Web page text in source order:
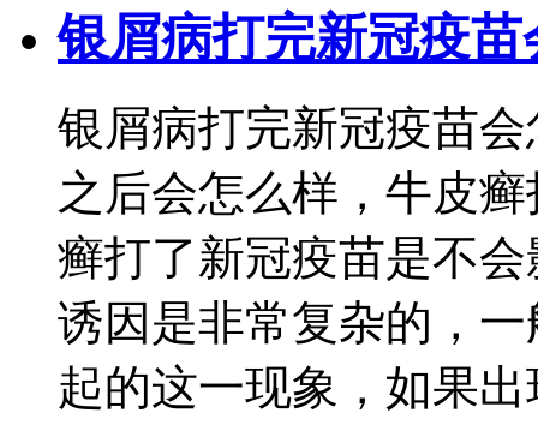
银屑病打完新冠疫苗
银屑病打完新冠疫苗
之后会怎么样，牛皮
癣打了新冠疫苗是不
诱因是非常复杂的，
起的这一现象，如果